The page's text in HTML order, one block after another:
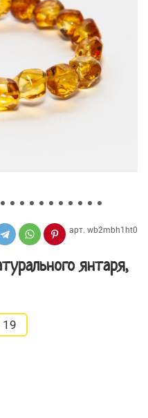
арт. wb2mbh1ht0
янтаря,
19